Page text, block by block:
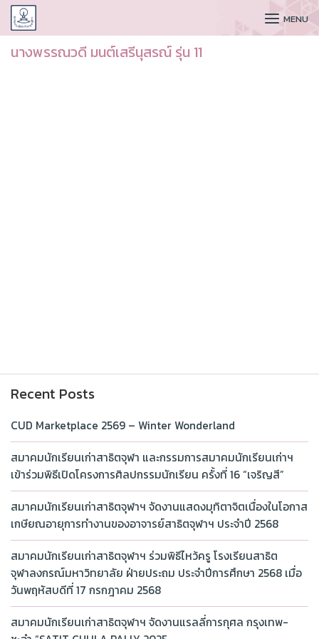
CUDAA MENU
นางพรรณวดี มนต์เสรีนุสรณ์ รุ่น 11
Recent Posts
CUD Marketplace 2569 – Winter Wonderland
สมาคมนักเรียนเก่าสาธิตจุฬา และกรรมการสมาคมนักเรียนเก่าฯ
เข้าร่วมพิธีเปิดโครงการศิลปกรรมนักเรียน ครั้งที่ 16 “เจริญสี”
สมาคมนักเรียนเก่าสาธิตจุฬาฯ จัดงานแสดงมุทิตาจิตเนื่องในโอกาส
เกษียณอายุการทำงานของอาจารย์สาธิตจุฬาฯ ประจำปี 2568
สมาคมนักเรียนเก่าสาธิตจุฬาฯ ร่วมพิธีไหว้ครู โรงเรียนสาธิต
จุฬาลงกรณ์มหาวิทยาลัย ฝ่ายประถม ประจำปีการศึกษา 2568 เมื่อ
วันพฤหัสบดีที่ 17 กรกฎาคม 2568
สมาคมนักเรียนเก่าสาธิตจุฬาฯ จัดงานแรลลี่การกุศล กรุงเทพ-